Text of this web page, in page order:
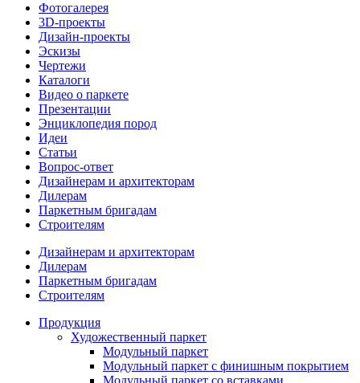
Фотогалерея
3D-проекты
Дизайн-проекты
Эскизы
Чертежи
Каталоги
Видео о паркете
Презентации
Энциклопедия пород
Идеи
Статьи
Вопрос-ответ
Дизайнерам и архитекторам
Дилерам
Паркетным бригадам
Строителям
Дизайнерам и архитекторам
Дилерам
Паркетным бригадам
Строителям
Продукция
Художественный паркет
Модульный паркет
Модульный паркет с финишным покрытием
Модульный паркет со вставками